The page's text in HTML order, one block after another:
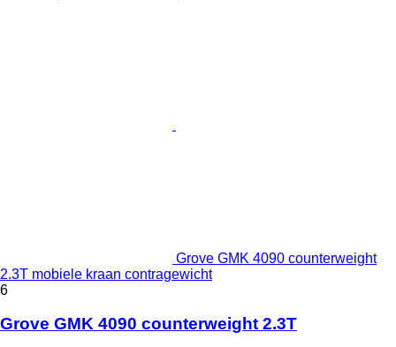
Grove GMK 4090 counterweight
2.3T mobiele kraan contragewicht
6
Grove GMK 4090 counterweight 2.3T